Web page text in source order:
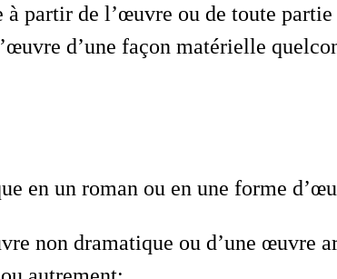
à partir de l’œuvre ou de toute
d’une façon matérielle
en un roman ou en une forme
non dramatique ou d’une œuvre